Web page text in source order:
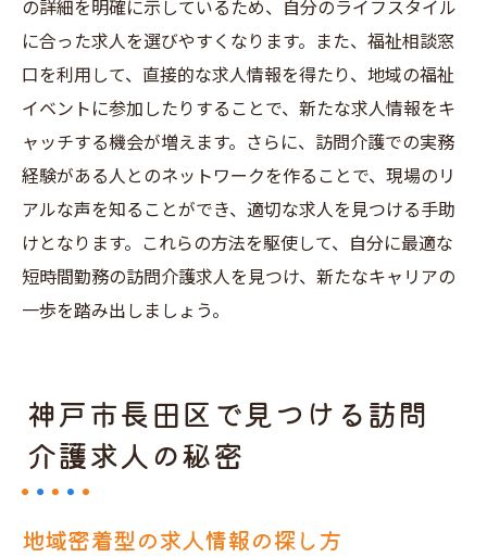
の詳細を明確に示しているため、自分のライフスタイル
に合った求人を選びやすくなります。また、福祉相談窓
口を利用して、直接的な求人情報を得たり、地域の福祉
イベントに参加したりすることで、新たな求人情報をキ
ャッチする機会が増えます。さらに、訪問介護での実務
経験がある人とのネットワークを作ることで、現場のリ
アルな声を知ることができ、適切な求人を見つける手助
けとなります。これらの方法を駆使して、自分に最適な
短時間勤務の訪問介護求人を見つけ、新たなキャリアの
一歩を踏み出しましょう。
神戸市長田区で見つける訪問
介護求人の秘密
地域密着型の求人情報の探し方